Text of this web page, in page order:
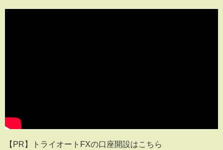
【PR】トライオートFXの口座開設はこちら